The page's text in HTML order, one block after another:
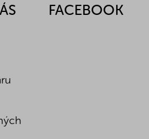
FACEBOOK